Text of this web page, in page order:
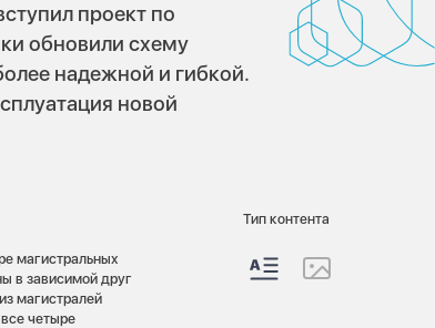
проект по
обновили схему
надежной и гибкой.
новой
магистральных
в зависимой друг
магистралей
четыре
Тип контента